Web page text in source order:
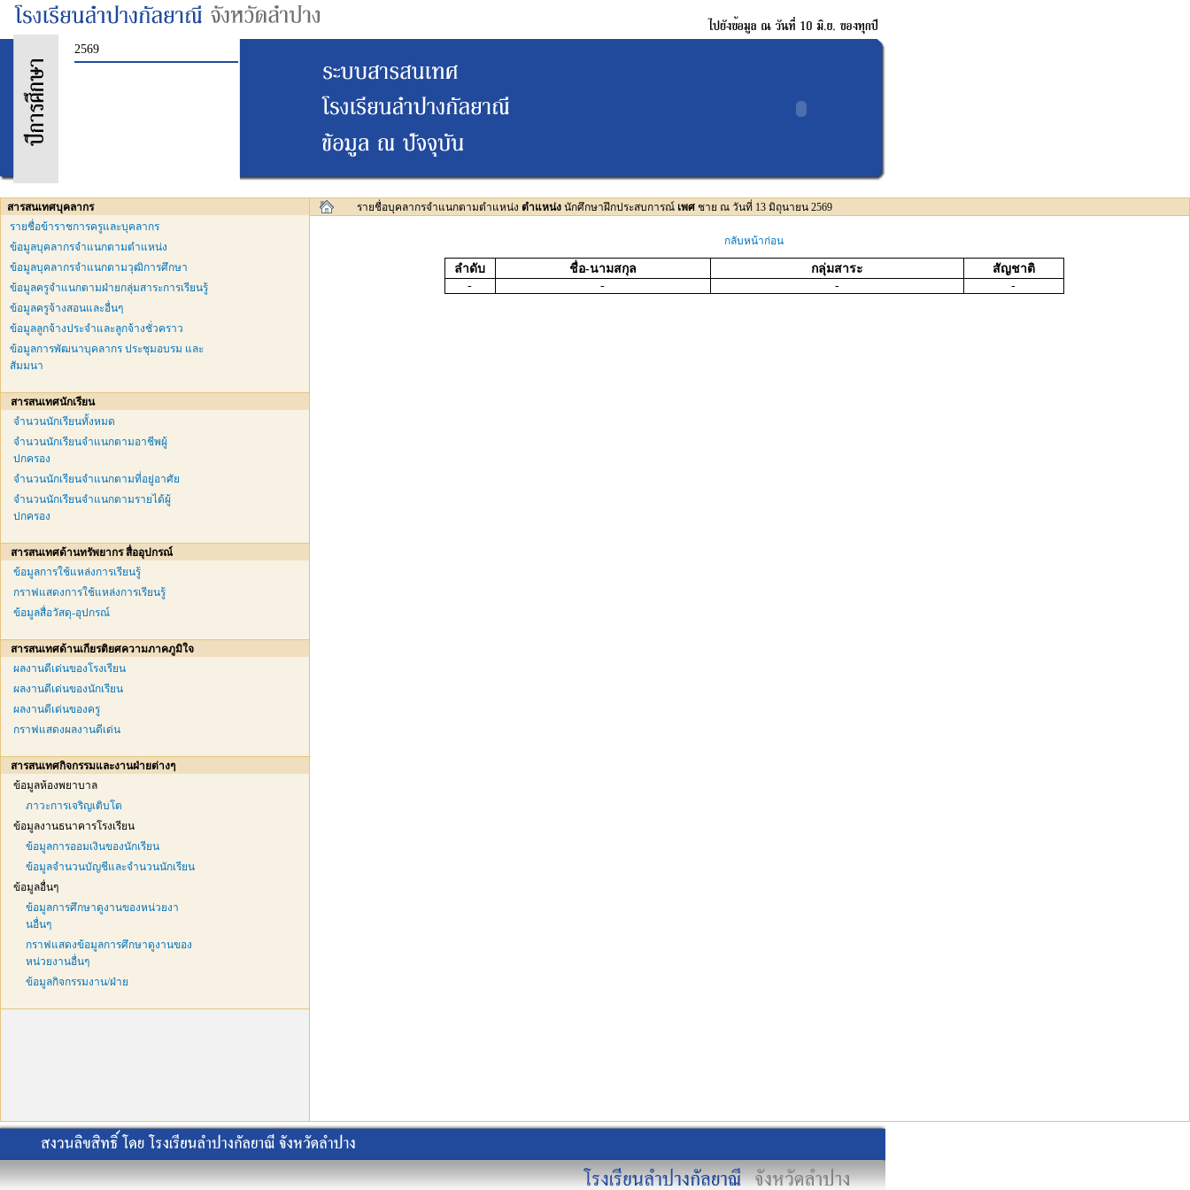
2569
สารสนเทศบุคลากร
รายชื่อข้าราชการครูและบุคลากร
ข้อมูลบุคลากรจำแนกตามตำแหน่ง
ข้อมูลบุคลากรจำแนกตามวุฒิการศึกษา
ข้อมูลครูจำแนกตามฝ่ายกลุ่มสาระการเรียนรู้
ข้อมูลครูจ้างสอนและอื่นๆ
ข้อมูลลูกจ้างประจำและลูกจ้างชั่วคราว
ข้อมูลการพัฒนาบุคลากร ประชุมอบรม และ
สัมมนา
สารสนเทศนักเรียน
จำนวนนักเรียนทั้งหมด
จำนวนนักเรียนจำแนกตามอาชีพผู้
ปกครอง
จำนวนนักเรียนจำแนกตามที่อยู่อาศัย
จำนวนนักเรียนจำแนกตามรายได้ผู้
ปกครอง
สารสนเทศด้านทรัพยากร สื่ออุปกรณ์
ข้อมูลการใช้แหล่งการเรียนรู้
กราฟแสดงการใช้แหล่งการเรียนรู้
ข้อมูลสื่อวัสดุ-อุปกรณ์
สารสนเทศด้านเกียรติยศความภาคภูมิใจ
ผลงานดีเด่นของโรงเรียน
ผลงานดีเด่นของนักเรียน
ผลงานดีเด่นของครู
กราฟแสดงผลงานดีเด่น
สารสนเทศกิจกรรมและงานฝ่ายต่างๆ
ข้อมูลห้องพยาบาล
ภาวะการเจริญเติบโต
ข้อมูลงานธนาคารโรงเรียน
ข้อมูลการออมเงินของนักเรียน
ข้อมูลจำนวนบัญชีและจำนวนนักเรียน
ข้อมูลอื่นๆ
ข้อมูลการศึกษาดูงานของหน่วยงา
นอื่นๆ
กราฟแสดงข้อมูลการศึกษาดูงานของ
หน่วยงานอื่นๆ
ข้อมูลกิจกรรมงาน/ฝ่าย
รายชื่อบุคลากรจำแนกตามตำแหน่ง ตำแหน่ง นักศึกษาฝึกประสบการณ์ เพศ ชาย ณ วันที่ 13 มิถุนายน 2569
กลับหน้าก่อน
ลำดับ ชื่อ-นามสกุล กลุ่มสาระ
สัญชาติ
-
- - -